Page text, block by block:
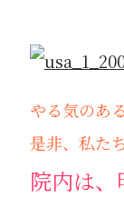
やる気のある
是非、私た
院内は